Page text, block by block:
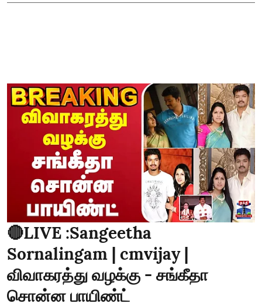
🔴LIVE :Sangeetha
Sornalingam | cmvijay |
விவாகரத்து வழக்கு - சங்கீதா
சொன்ன பாயிண்ட்